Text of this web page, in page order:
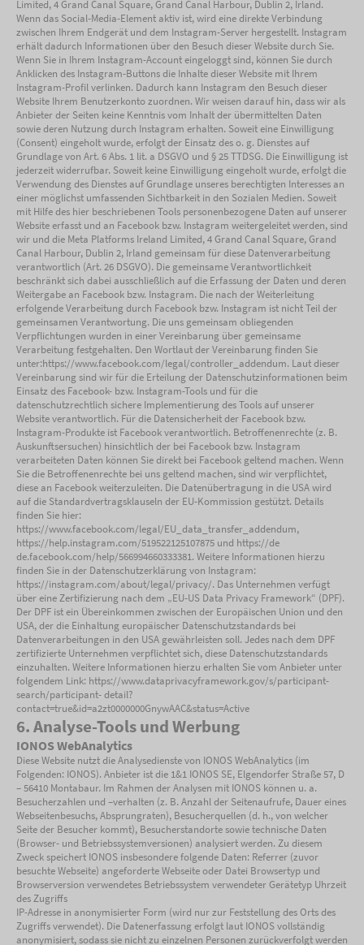
Limited, 4 Grand Canal Square, Grand Canal Harbour, Dublin 2, Irland.
Wenn das Social-Media-Element aktiv ist, wird eine direkte Verbindung
zwischen Ihrem Endgerät und dem Instagram-Server hergestellt. Instagram
erhält dadurch Informationen über den Besuch dieser Website durch Sie.
Wenn Sie in Ihrem Instagram-Account eingeloggt sind, können Sie durch
Anklicken des Instagram-Buttons die Inhalte dieser Website mit Ihrem
Instagram-Profil verlinken. Dadurch kann Instagram den Besuch dieser
Website Ihrem Benutzerkonto zuordnen. Wir weisen darauf hin, dass wir als
Anbieter der Seiten keine Kenntnis vom Inhalt der übermittelten Daten
sowie deren Nutzung durch Instagram erhalten. Soweit eine Einwilligung
(Consent) eingeholt wurde, erfolgt der Einsatz des o. g. Dienstes auf
Grundlage von Art. 6 Abs. 1 lit. a DSGVO und § 25 TTDSG. Die Einwilligung ist
jederzeit widerrufbar. Soweit keine Einwilligung eingeholt wurde, erfolgt die
Verwendung des Dienstes auf Grundlage unseres berechtigten Interesses an
einer möglichst umfassenden Sichtbarkeit in den Sozialen Medien. Soweit
mit Hilfe des hier beschriebenen Tools personenbezogene Daten auf unserer
Website erfasst und an Facebook bzw. Instagram weitergeleitet werden, sind
wir und die Meta Platforms Ireland Limited, 4 Grand Canal Square, Grand
Canal Harbour, Dublin 2, Irland gemeinsam für diese Datenverarbeitung
verantwortlich (Art. 26 DSGVO). Die gemeinsame Verantwortlichkeit
beschränkt sich dabei ausschließlich auf die Erfassung der Daten und deren
Weitergabe an Facebook bzw. Instagram. Die nach der Weiterleitung
erfolgende Verarbeitung durch Facebook bzw. Instagram ist nicht Teil der
gemeinsamen Verantwortung. Die uns gemeinsam obliegenden
Verpflichtungen wurden in einer Vereinbarung über gemeinsame
Verarbeitung festgehalten. Den Wortlaut der Vereinbarung finden Sie
unter:https://www.facebook.com/legal/controller_addendum. Laut dieser
Vereinbarung sind wir für die Erteilung der Datenschutzinformationen beim
Einsatz des Facebook- bzw. Instagram-Tools und für die
datenschutzrechtlich sichere Implementierung des Tools auf unserer
Website verantwortlich. Für die Datensicherheit der Facebook bzw.
Instagram-Produkte ist Facebook verantwortlich. Betroffenenrechte (z. B.
Auskunftsersuchen) hinsichtlich der bei Facebook bzw. Instagram
verarbeiteten Daten können Sie direkt bei Facebook geltend machen. Wenn
Sie die Betroffenenrechte bei uns geltend machen, sind wir verpflichtet,
diese an Facebook weiterzuleiten. Die Datenübertragung in die USA wird
auf die Standardvertragsklauseln der EU-Kommission gestützt. Details
finden Sie hier:
https://www.facebook.com/legal/EU_data_transfer_addendum,
https://help.instagram.com/519522125107875 und https://de
de.facebook.com/help/566994660333381. Weitere Informationen hierzu
finden Sie in der Datenschutzerklärung von Instagram:
https://instagram.com/about/legal/privacy/. Das Unternehmen verfügt
über eine Zertifizierung nach dem „EU-US Data Privacy Framework“ (DPF).
Der DPF ist ein Übereinkommen zwischen der Europäischen Union und den
USA, der die Einhaltung europäischer Datenschutzstandards bei
Datenverarbeitungen in den USA gewährleisten soll. Jedes nach dem DPF
zertifizierte Unternehmen verpflichtet sich, diese Datenschutzstandards
einzuhalten. Weitere Informationen hierzu erhalten Sie vom Anbieter unter
folgendem Link: https://www.dataprivacyframework.gov/s/participant-
search/participant- detail?
contact=true&id=a2zt0000000GnywAAC&status=Active
6. Analyse-Tools und Werbung
IONOS WebAnalytics
Diese Website nutzt die Analysedienste von IONOS WebAnalytics (im
Folgenden: IONOS). Anbieter ist die 1&1 IONOS SE, Elgendorfer Straße 57, D
– 56410 Montabaur. Im Rahmen der Analysen mit IONOS können u. a.
Besucherzahlen und –verhalten (z. B. Anzahl der Seitenaufrufe, Dauer eines
Webseitenbesuchs, Absprungraten), Besucherquellen (d. h., von welcher
Seite der Besucher kommt), Besucherstandorte sowie technische Daten
(Browser- und Betriebssystemversionen) analysiert werden. Zu diesem
Zweck speichert IONOS insbesondere folgende Daten: Referrer (zuvor
besuchte Webseite) angeforderte Webseite oder Datei Browsertyp und
Browserversion verwendetes Betriebssystem verwendeter Gerätetyp Uhrzeit
des Zugriffs
IP-Adresse in anonymisierter Form (wird nur zur Feststellung des Orts des
Zugriffs verwendet). Die Datenerfassung erfolgt laut IONOS vollständig
anonymisiert, sodass sie nicht zu einzelnen Personen zurückverfolgt werden